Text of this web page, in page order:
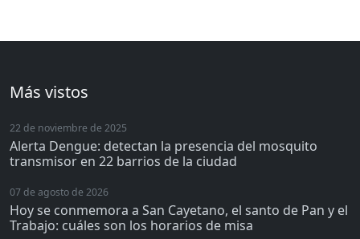
Más vistos
22 de noviembre de 2025
Alerta Dengue: detectan la presencia del mosquito
transmisor en 22 barrios de la ciudad
07 de agosto de 2026
Hoy se conmemora a San Cayetano, el santo de Pan y el
Trabajo: cuáles son los horarios de misa